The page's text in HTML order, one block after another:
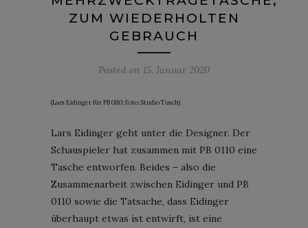
ZUM WIEDERHOLTEN
GEBRAUCH
Posted on 15. Januar 2020
(Lars Eidinger für PB 0110; Foto: Studio Tusch)
Lars Eidinger geht unter die Designer. Der
Schauspieler hat zusammen mit PB 0110 eine
Tasche entworfen. Beides – also die
Zusammenarbeit zwischen Eidinger und PB
0110 sowie die Tatsache, dass Eidinger
überhaupt etwas ist entwirft, ist eine